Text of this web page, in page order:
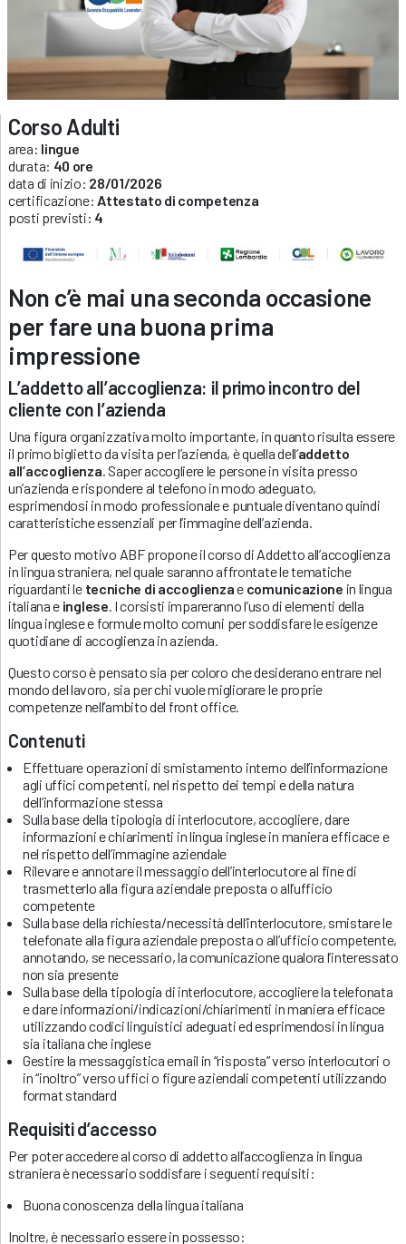
Corso Adulti
area: lingue
durata: 40 ore
data di inizio: 28/01/2026
certificazione: Attestato di competenza
posti previsti: 4
Non c’è mai una seconda occasione
per fare una buona prima
impressione
L’addetto all’accoglienza: il primo incontro del
cliente con l’azienda
Una figura organizzativa molto importante, in quanto risulta essere
il primo biglietto da visita per l’azienda, è quella dell’addetto
all’accoglienza . Saper accogliere le persone in visita presso
un’azienda e rispondere al telefono in modo adeguato,
esprimendosi in modo professionale e puntuale diventano quindi
caratteristiche essenziali per l’immagine dell’azienda.
Per questo motivo ABF propone il corso di Addetto all’accoglienza
in lingua straniera, nel quale saranno affrontate le tematiche
riguardanti le tecniche di accoglienzae comunicazione in lingua
italiana e inglese . I corsisti impareranno l’uso di elementi della
lingua inglese e formule molto comuni per soddisfare le esigenze
quotidiane di accoglienza in azienda.
Questo corso è pensato sia per coloro che desiderano entrare nel
mondo del lavoro, sia per chi vuole migliorare le proprie
competenze nell’ambito del front office.
Contenuti
Effettuare operazioni di smistamento interno dell’informazione
agli uffici competenti, nel rispetto dei tempi e della natura
dell’informazione stessa
Sulla base della tipologia di interlocutore, accogliere, dare
informazioni e chiarimenti in lingua inglese in maniera efficace e
nel rispetto dell’immagine aziendale
Rilevare e annotare il messaggio dell’interlocutore al fine di
trasmetterlo alla figura aziendale preposta o all’ufficio
competente
Sulla base della richiesta/necessità dell’interlocutore, smistare le
telefonate alla figura aziendale preposta o all’ufficio competente,
annotando, se necessario, la comunicazione qualora l’interessato
non sia presente
Sulla base della tipologia di interlocutore, accogliere la telefonata
e dare informazioni/indicazioni/chiarimenti in maniera efficace
utilizzando codici linguistici adeguati ed esprimendosi in lingua
sia italiana che inglese
Gestire la messaggistica email in “risposta” verso interlocutori o
in “inoltro” verso uffici o figure aziendali competenti utilizzando
format standard
Requisiti d’accesso
Per poter accedere al corso di addetto all’accoglienza in lingua
straniera è necessario soddisfare i seguenti requisiti:
Buona conoscenza della lingua italiana
Inoltre, è necessario essere in possesso: